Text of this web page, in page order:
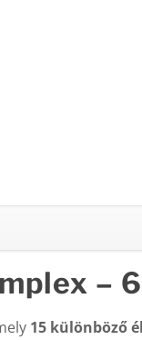
–
15 különböző